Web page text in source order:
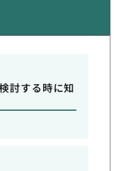
討する時に知